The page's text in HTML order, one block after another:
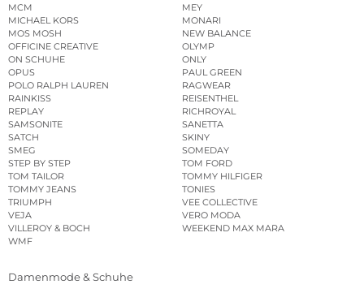
MCM
MEY
MICHAEL KORS
MONARI
MOS MOSH
NEW BALANCE
OFFICINE CREATIVE
OLYMP
ON SCHUHE
ONLY
OPUS
PAUL GREEN
POLO RALPH LAUREN
RAGWEAR
RAINKISS
REISENTHEL
REPLAY
RICHROYAL
SAMSONITE
SANETTA
SATCH
SKINY
SMEG
SOMEDAY
STEP BY STEP
TOM FORD
TOM TAILOR
TOMMY HILFIGER
TOMMY JEANS
TONIES
TRIUMPH
VEE COLLECTIVE
VEJA
VERO MODA
VILLEROY & BOCH
WEEKEND MAX MARA
WMF
Damenmode & Schuhe